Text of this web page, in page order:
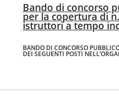
Bando di concorso
per la copertura di
istruttori a tempo
BANDO DI CONCORSO
DEI SEGUENTI POSTI